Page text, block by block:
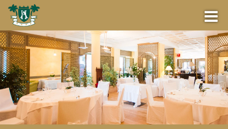
RÉSERVATION
MEILLEUR PRIX GARANTI